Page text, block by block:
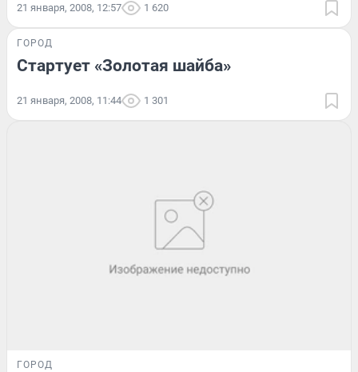
21 января, 2008, 12:57 1 620
ГОРОД
Стартует «Золотая шайба»
21 января, 2008, 11:44 1 301
ГОРОД